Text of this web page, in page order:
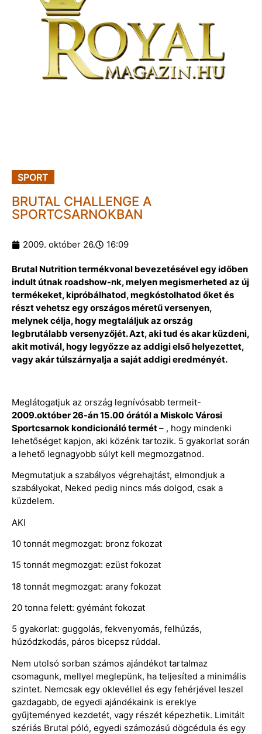
SPORT
BRUTAL CHALLENGE A
SPORTCSARNOKBAN
2009. október 26. 16:09
Brutal Nutrition termékvonal bevezetésével egy időben
indult útnak roadshow-nk, melyen megismerheted az új
termékeket, kipróbálhatod, megkóstolhatod őket és
részt vehetsz egy országos méretű versenyen,
melynek célja, hogy megtaláljuk az ország
legbrutálabb versenyzőjét. Azt, aki tud és akar küzdeni,
akit motivál, hogy legyőzze az addigi első helyezettet,
vagy akár túlszárnyalja a saját addigi eredményét.
Meglátogatjuk az ország legnívósabb termeit-
2009.október 26-án 15.00 órától a Miskolc Városi
Sportcsarnok kondicionáló termét– , hogy mindenki
lehetőséget kapjon, aki közénk tartozik. 5 gyakorlat során
a lehető legnagyobb súlyt kell megmozgatnod.
Megmutatjuk a szabályos végrehajtást, elmondjuk a
szabályokat, Neked pedig nincs más dolgod, csak a
küzdelem.
AKI
10 tonnát megmozgat: bronz fokozat
15 tonnát megmozgat: ezüst fokozat
18 tonnát megmozgat: arany fokozat
20 tonna felett: gyémánt fokozat
5 gyakorlat: guggolás, fekvenyomás, felhúzás,
húzódzkodás, páros bicepsz rúddal.
Nem utolsó sorban számos ajándékot tartalmaz
csomagunk, mellyel meglepünk, ha teljesíted a minimális
szintet. Nemcsak egy oklevéllel és egy fehérjével leszel
gazdagabb, de egyedi ajándékaink is ereklye
gyűjteményed kezdetét, vagy részét képezhetik. Limitált
szériás Brutal póló, egyedi számozású dögcédula és egy